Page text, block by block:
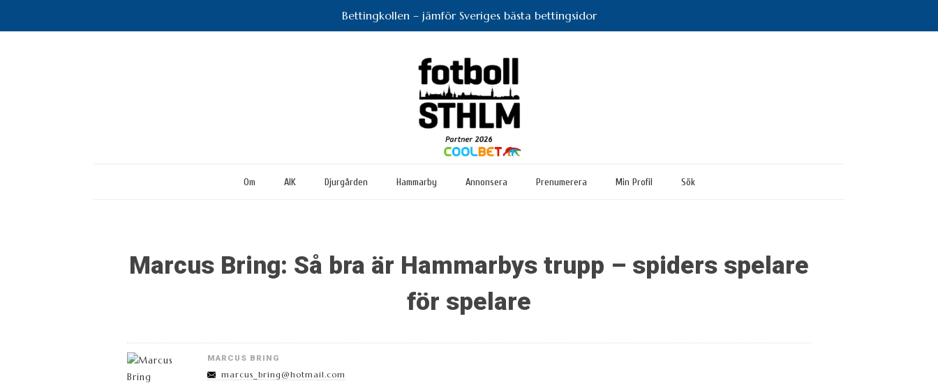
Bettingkollen – jämför Sveriges bästa bettingsidor
Om AIK Djurgården Hammarby Annonsera Prenumerera Min Profil Sök
Marcus Bring: Så bra är Hammarbys trupp – spiders spelare
för spelare
MARCUS BRING
marcus_bring@hotmail.com